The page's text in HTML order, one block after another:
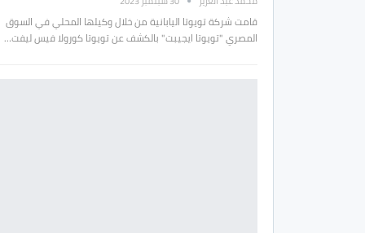
قامت شركة تويوتا اليابانية من خلال وكيلها المحلي في السوق
المصري "تويوتا ايجيبت" بالكشف عن تويوتا كورولا فيس ليفت…